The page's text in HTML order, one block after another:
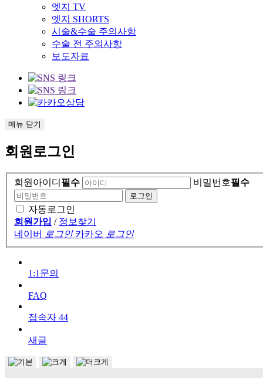
엣지 TV
엣지 SHORTS
시술&수술 주의사항
수술 전 주의사항
보도자료
메뉴 닫기
회원로그인
회원아이디 필수 비밀번호필수
자동로그인
회원가입 / 정보찾기
네이버
로그인 카카오 로그인
1:1문의
FAQ
접속자 44
새글